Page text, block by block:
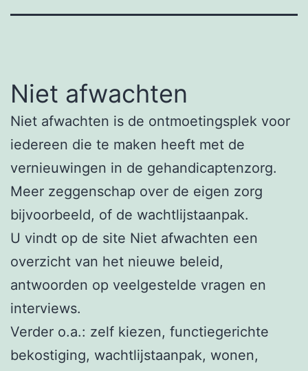
Niet afwachten
Niet afwachten is de ontmoetingsplek voor
iedereen die te maken heeft met de
vernieuwingen in de gehandicaptenzorg.
Meer zeggenschap over de eigen zorg
bijvoorbeeld, of de wachtlijstaanpak.
U vindt op de site Niet afwachten een
overzicht van het nieuwe beleid,
antwoorden op veelgestelde vragen en
interviews.
Verder o.a.: zelf kiezen, functiegerichte
bekostiging, wachtlijstaanpak, wonen,